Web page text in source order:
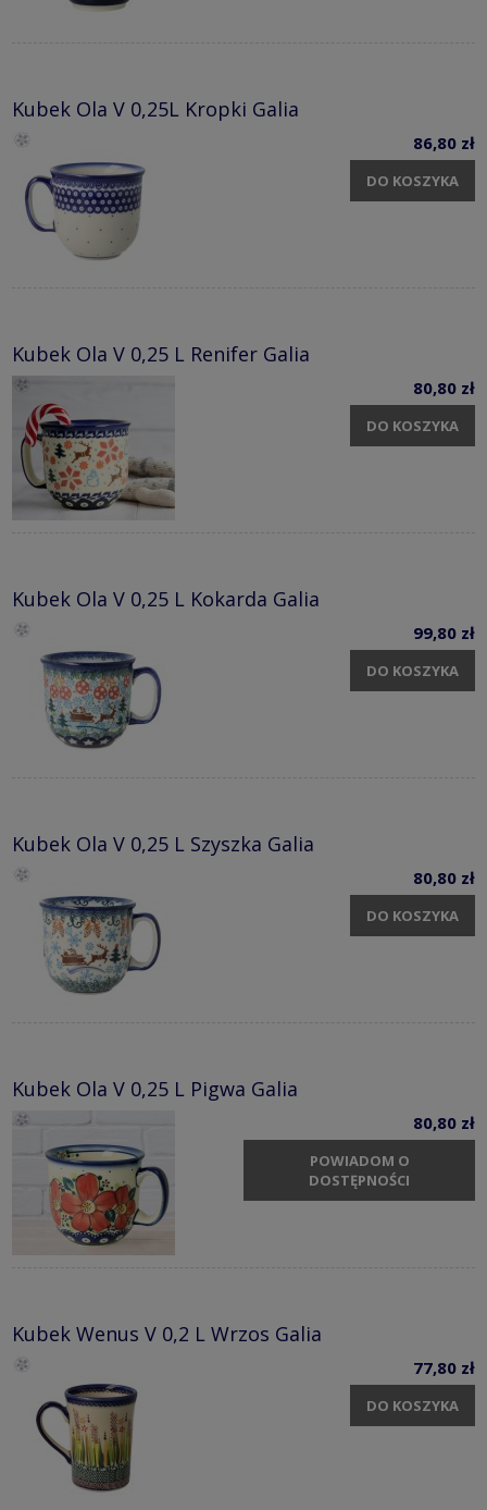
Kubek Ola V 0,25L Kropki Galia
86,80 zł
DO KOSZYKA
Kubek Ola V 0,25 L Renifer Galia
80,80 zł
DO KOSZYKA
Kubek Ola V 0,25 L Kokarda Galia
99,80 zł
DO KOSZYKA
Kubek Ola V 0,25 L Szyszka Galia
80,80 zł
DO KOSZYKA
Kubek Ola V 0,25 L Pigwa Galia
80,80 zł
POWIADOM O
DOSTĘPNOŚCI
Kubek Wenus V 0,2 L Wrzos Galia
77,80 zł
DO KOSZYKA